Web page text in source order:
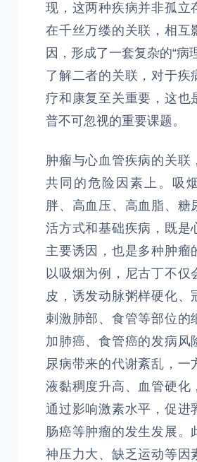
现，这两种疾病并非孤立
在千丝万缕的关联，相互
因，形成了一套复杂的“病
了解二者的关联，对于疾
疗和康复至关重要，这也
普不可忽视的重要课题。
肿瘤与心血管疾病的关联
共同的危险因素上。吸
胖、高血压、高血脂、糖
活方式和基础疾病，既是
主要诱因，也是多种肿瘤
以吸烟为例，尼古丁不仅
皮，诱发动脉粥样硬化、
刺激肺部、食管等部位的
加肺癌、食管癌的发病风
尿病带来的代谢紊乱，一
液黏稠度升高、血管硬化
通过影响激素水平，促进
肠癌等肿瘤的发生发展。
神压力大、缺乏运动等因